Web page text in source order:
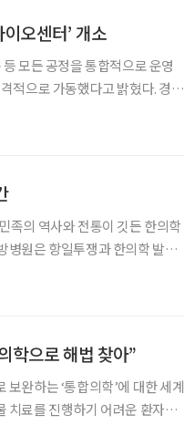
오센터’ 개소
모든 공정을 통합적으로 운영
으로 가동했다고 밝혔다. 경기
족의 역사와 전통이 깃든 한의학
병원은 항일투쟁과 한의학 발전
학으로 해법 찾아”
완하는 ‘통합의학’에 대한 세계
치료를 진행하기 어려운 환자에